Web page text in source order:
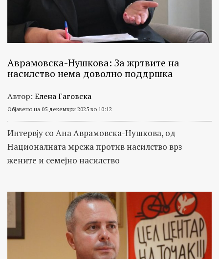
општествено
политички
личности
Аврамовска-Нушкова: За жртвите на
насилство нема доволно поддршка
Автор: Елена Гаговска
Објавено на 05 декември 2025 во 10:12
Интервју со Ана Аврамовска-Нушкова, од
Националната мрежа против насилство врз
жените и семејно насилство